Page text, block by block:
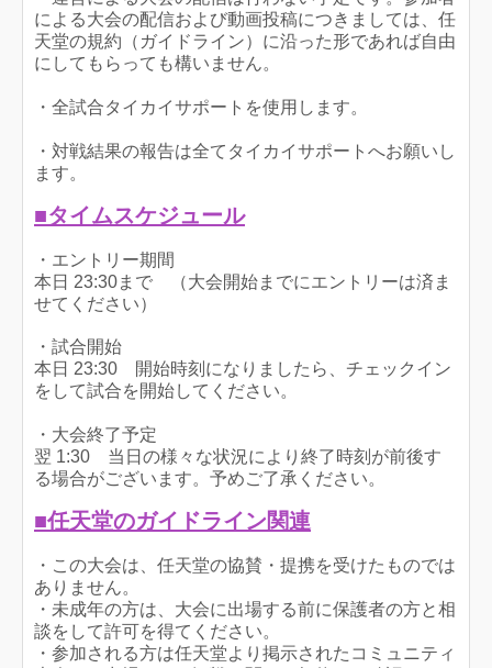
による大会の配信および動画投稿につきましては、任
天堂の規約（ガイドライン）に沿った形であれば自由
にしてもらっても構いません。
・全試合タイカイサポートを使用します。
・対戦結果の報告は全てタイカイサポートへお願いし
ます。
■タイムスケジュール
・エントリー期間
本日 23:30まで （大会開始までにエントリーは済ま
せてください）
・試合開始
本日 23:30 開始時刻になりましたら、チェックイン
をして試合を開始してください。
・大会終了予定
翌 1:30 当日の様々な状況により終了時刻が前後す
る場合がございます。予めご了承ください。
■任天堂のガイドライン関連
・この大会は、任天堂の協賛・提携を受けたものでは
ありません。
・未成年の方は、大会に出場する前に保護者の方と相
談をして許可を得てください。
・参加される方は任天堂より掲示されたコミュニティ